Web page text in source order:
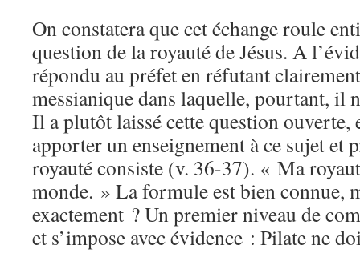
On constatera que cet échange roule
question de la royauté de Jésus. A
répondu au préfet en réfutant
messianique dans laquelle, pourtant, il
Il a plutôt laissé cette question
apporter un enseignement à ce sujet et
royauté consiste (v. 36-37). « Ma
monde. » La formule est bien connue,
exactement ? Un premier niveau de
et s’impose avec évidence : Pilate ne